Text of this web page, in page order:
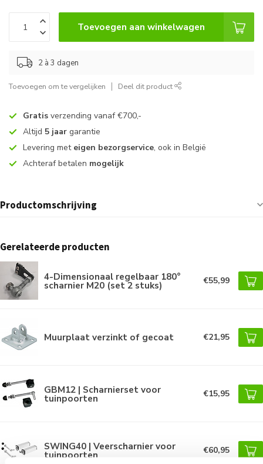
Toevoegen aan winkelwagen
2 à 3 dagen
Toevoegen om te vergelijken Deel dit product
Gratis verzending vanaf €700,-
Altijd 5 jaar garantie
Levering met eigen bezorgservice, ook in België
Achteraf betalen mogelijk
Productomschrijving
Gerelateerde producten
4-Dimensionaal regelbaar 180°
scharnier M20 (set 2 stuks) €55,99
Muurplaat verzinkt of gecoat €21,95
GBM12 | Scharnierset voor
tuinpoorten €15,95
SWING40 | Veerscharnier voor
tuinpoorten €60,95